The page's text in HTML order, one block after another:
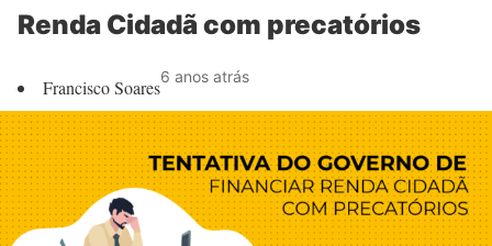
Renda Cidadã com precatórios
Francisco Soares6 anos atrás